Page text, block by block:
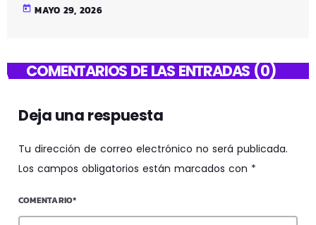
today MAYO 29, 2026
COMENTARIOS DE LAS ENTRADAS (0)
Deja una respuesta
Tu dirección de correo electrónico no será publicada.
Los campos obligatorios están marcados con *
COMENTARIO*